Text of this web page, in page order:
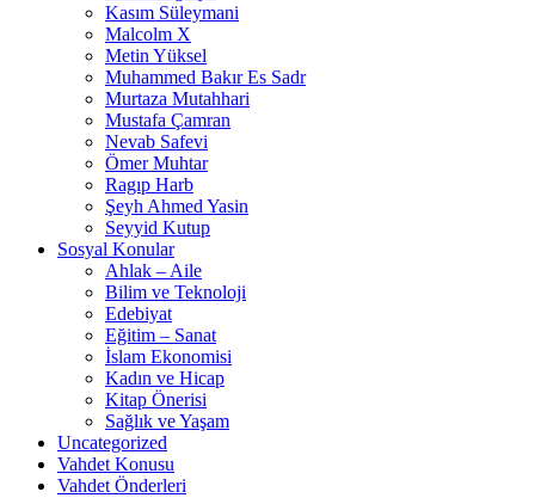
Kasım Süleymani
Malcolm X
Metin Yüksel
Muhammed Bakır Es Sadr
Murtaza Mutahhari
Mustafa Çamran
Nevab Safevi
Ömer Muhtar
Ragıp Harb
Şeyh Ahmed Yasin
Seyyid Kutup
Sosyal Konular
Ahlak – Aile
Bilim ve Teknoloji
Edebiyat
Eğitim – Sanat
İslam Ekonomisi
Kadın ve Hicap
Kitap Önerisi
Sağlık ve Yaşam
Uncategorized
Vahdet Konusu
Vahdet Önderleri